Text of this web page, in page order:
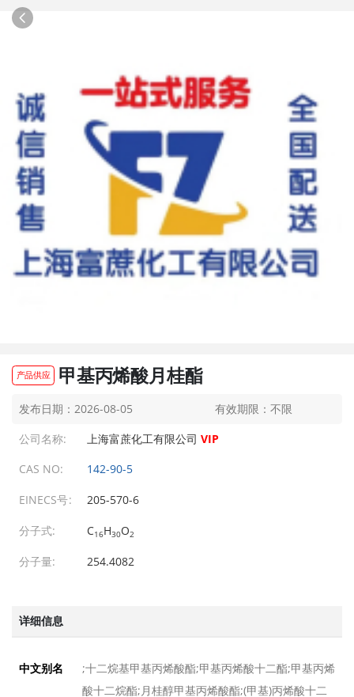
产品供应 甲基丙烯酸月桂酯
发布日期：2026-08-05
有效期限：不限
公司名称:
上海富蔗化工有限公司VIP
CAS NO: 142-90-5
EINECS号: 205-570-6
分子式: C16H30O2
分子量: 254.4082
详细信息
中文别名
;十二烷基甲基丙烯酸酯;甲基丙烯酸十二酯;甲基丙烯
酸十二烷酯;月桂醇甲基丙烯酸酯;(甲基)丙烯酸十二
布日期：2026-08-05
基丙烯酸月桂酯
布日期：2026-08-05
烯醛
苯二甲胺
二甲基甲酰胺二甲基缩醛
布日期：2026-08-05
发布日期：2026-08-05
甲基丙烯酸月桂酯
N,N-二甲基甲酰胺二甲基缩醛
发布日期：2026-08-05